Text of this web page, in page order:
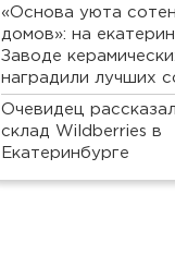
«Основа уюта
домов»: на
Заводе
наградили лучших
Очевидец
склад Wildberries в
Екатеринбурге